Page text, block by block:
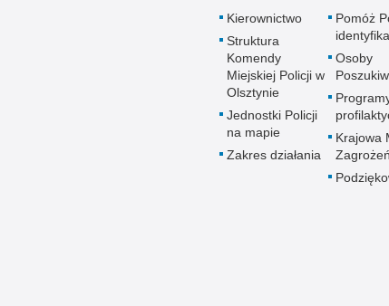
Kierownictwo
Struktura
Komendy
Miejskiej Policji w
Olsztynie
Jednostki Policji
na mapie
Zakres działania
Pomóż
Osoby
Krajowa
Zagrożeń